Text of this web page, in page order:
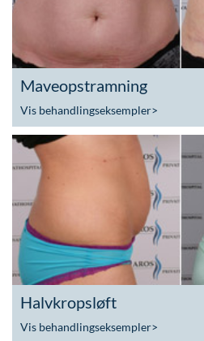
Maveopstramning
Vis behandlingseksempler>
Halvkropsløft
Vis behandlingseksempler>